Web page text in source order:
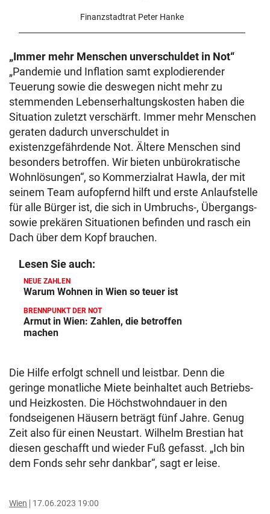
Finanzstadtrat Peter Hanke
„Immer mehr Menschen unverschuldet in Not“
„Pandemie und Inflation samt explodierender
Teuerung sowie die deswegen nicht mehr zu
stemmenden Lebenserhaltungskosten haben die
Situation zuletzt verschärft. Immer mehr Menschen
geraten dadurch unverschuldet in
existenzgefährdende Not. Ältere Menschen sind
besonders betroffen. Wir bieten unbürokratische
Wohnlösungen“, so Kommerzialrat Hawla, der mit
seinem Team aufopfernd hilft und erste Anlaufstelle
für alle Bürger ist, die sich in Umbruchs-, Übergangs-
sowie prekären Situationen befinden und rasch ein
Dach über dem Kopf brauchen.
Lesen Sie auch:
NEUE ZAHLEN
Warum Wohnen in Wien so teuer ist
BRENNPUNKT DER NOT
Armut in Wien: Zahlen, die betroffen
machen
Die Hilfe erfolgt schnell und leistbar. Denn die
geringe monatliche Miete beinhaltet auch Betriebs-
und Heizkosten. Die Höchstwohndauer in den
fondseigenen Häusern beträgt fünf Jahre. Genug
Zeit also für einen Neustart. Wilhelm Brestian hat
diesen geschafft und wieder Fuß gefasst. „Ich bin
dem Fonds sehr sehr dankbar“, sagt er leise.
Wien 17.06.2023 19:00